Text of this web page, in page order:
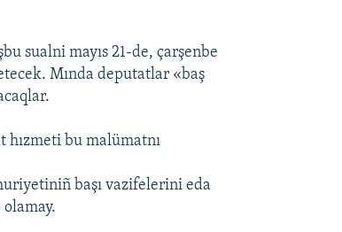
sualni mayıs 21-de, çarşenbe
Mında deputatlar «baş
bu malümatnı
başı vazifelerini eda